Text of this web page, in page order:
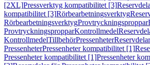
[2XL]Pressverktyg kompatibilitet [3]
kompatibilitet [3]Rörbearbetningsverktyg
RörbearbetningsverktygProvtryckningsproppar
ProvtryckningspropparKontrollmedel
KontrollmedelTillbehörPressenheter
PressenheterPressenheter kompatibilitet [1]
Pressenheter kompatibilitet [1]Pressenheter